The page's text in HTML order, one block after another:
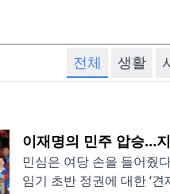
전체 생활
이재명의 민주 압승…
민심은 여당 손을 들어줬
임기 초반 정권에 대한 ‘견